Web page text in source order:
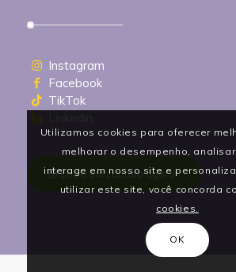
Instagram
Facebook
TikTok
Entre em contato agora!
Utilizamos cookies para oferecer
melhorar o desempenho,
interage em nosso site e
utilizar este site, você concorda
cookies.
OK